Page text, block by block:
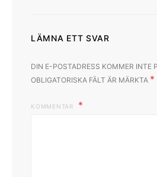
LÄMNA ETT SVAR
DIN E-POSTADRESS KOMMER INTE
OBLIGATORISKA FÄLT ÄR MÄRKTA *
KOMMENTAR